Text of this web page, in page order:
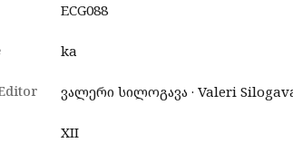
ECG088
ka
ვალერი სილოგავა · Valeri
XII